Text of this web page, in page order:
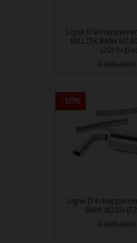
Ligne
MILLTEK BMW
Ligne
BMW M235i
-10%